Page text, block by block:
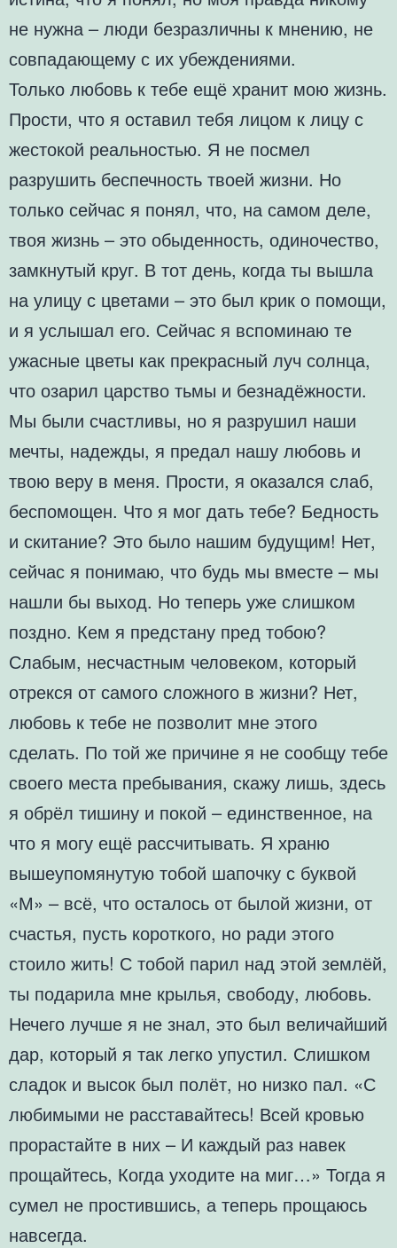
не нужна – люди безразличны к мнению, не
совпадающему с их убеждениями.
Только любовь к тебе ещё хранит мою жизнь.
Прости, что я оставил тебя лицом к лицу с
жестокой реальностью. Я не посмел
разрушить беспечность твоей жизни. Но
только сейчас я понял, что, на самом деле,
твоя жизнь – это обыденность, одиночество,
замкнутый круг. В тот день, когда ты вышла
на улицу с цветами – это был крик о помощи,
и я услышал его. Сейчас я вспоминаю те
ужасные цветы как прекрасный луч солнца,
что озарил царство тьмы и безнадёжности.
Мы были счастливы, но я разрушил наши
мечты, надежды, я предал нашу любовь и
твою веру в меня. Прости, я оказался слаб,
беспомощен. Что я мог дать тебе? Бедность
и скитание? Это было нашим будущим! Нет,
сейчас я понимаю, что будь мы вместе – мы
нашли бы выход. Но теперь уже слишком
поздно. Кем я предстану пред тобою?
Слабым, несчастным человеком, который
отрекся от самого сложного в жизни? Нет,
любовь к тебе не позволит мне этого
сделать. По той же причине я не сообщу тебе
своего места пребывания, скажу лишь, здесь
я обрёл тишину и покой – единственное, на
что я могу ещё рассчитывать. Я храню
вышеупомянутую тобой шапочку с буквой
«М» – всё, что осталось от былой жизни, от
счастья, пусть короткого, но ради этого
стоило жить! С тобой парил над этой землёй,
ты подарила мне крылья, свободу, любовь.
Нечего лучше я не знал, это был величайший
дар, который я так легко упустил. Слишком
сладок и высок был полёт, но низко пал. «С
любимыми не расставайтесь! Всей кровью
прорастайте в них – И каждый раз навек
прощайтесь, Когда уходите на миг…» Тогда я
сумел не простившись, а теперь прощаюсь
навсегда.